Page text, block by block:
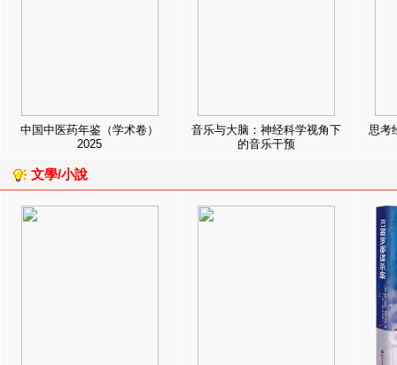
中国中医药年鉴（学术卷）
2025
音乐与大脑：神经科学视角下
的音乐干预
思考
文學/小說